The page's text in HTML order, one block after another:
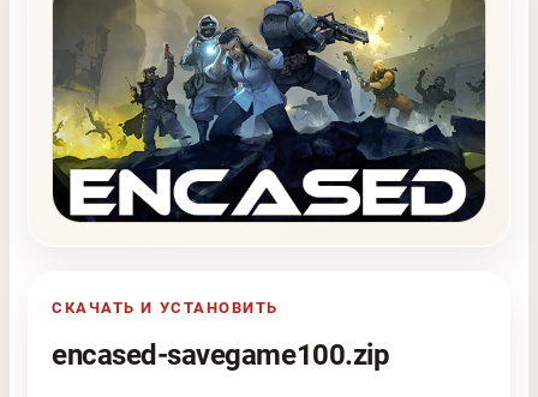
СКАЧАТЬ И УСТАНОВИТЬ
encased-savegame100.zip